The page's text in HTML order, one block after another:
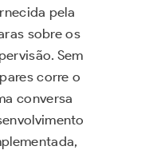
pela
sobre os
Sem
corre o
conversa